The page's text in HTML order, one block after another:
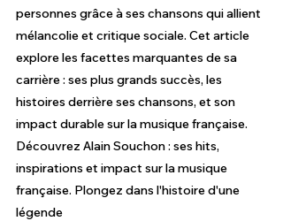
personnes grâce à ses chansons qui allient
mélancolie et critique sociale. Cet article
explore les facettes marquantes de sa
carrière : ses plus grands succès, les
histoires derrière ses chansons, et son
impact durable sur la musique française.
Découvrez Alain Souchon : ses hits,
inspirations et impact sur la musique
française. Plongez dans l'histoire d'une
légende